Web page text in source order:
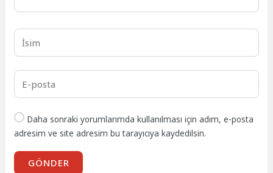
Daha sonraki yorumlarımda kullanılması için adım, e-posta
adresim ve site adresim bu tarayıcıya kaydedilsin.
GÖNDER